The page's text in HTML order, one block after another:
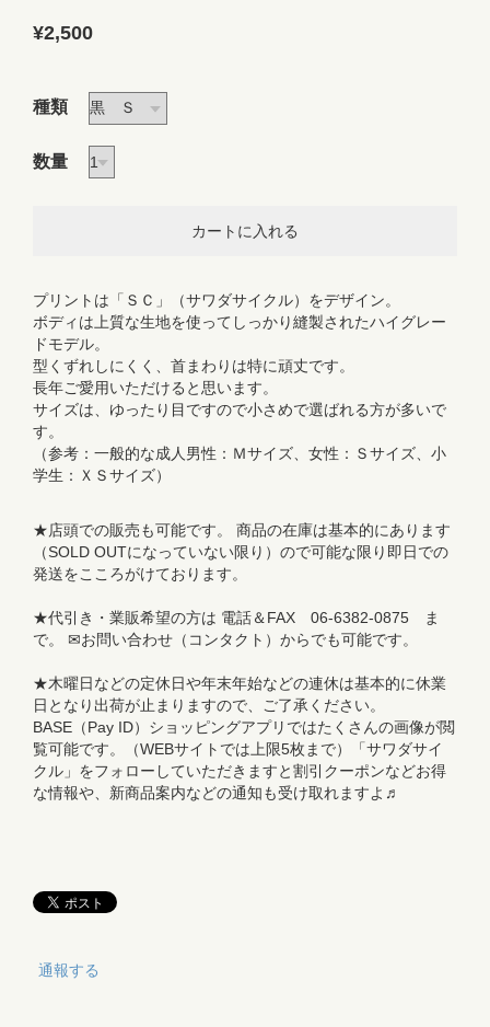
¥2,500
種類
数量
プリントは「ＳＣ」（サワダサイクル）をデザイン。
ボディは上質な生地を使ってしっかり縫製されたハイグレー
ドモデル。
型くずれしにくく、首まわりは特に頑丈です。
長年ご愛用いただけると思います。
サイズは、ゆったり目ですので小さめで選ばれる方が多いで
す。
（参考：一般的な成人男性：Ｍサイズ、女性：Ｓサイズ、小
学生：ＸＳサイズ）
★店頭での販売も可能です。 商品の在庫は基本的にあります
（SOLD OUTになっていない限り）ので可能な限り即日での
発送をこころがけております。
★代引き・業販希望の方は 電話＆FAX 06-6382-0875 ま
で。 ✉お問い合わせ（コンタクト）からでも可能です。
★木曜日などの定休日や年末年始などの連休は基本的に休業
日となり出荷が止まりますので、ご了承ください。
BASE（Pay ID）ショッピングアプリではたくさんの画像が閲
覧可能です。（WEBサイトでは上限5枚まで）「サワダサイ
クル」をフォローしていただきますと割引クーポンなどお得
な情報や、新商品案内などの通知も受け取れますよ♬
通報する